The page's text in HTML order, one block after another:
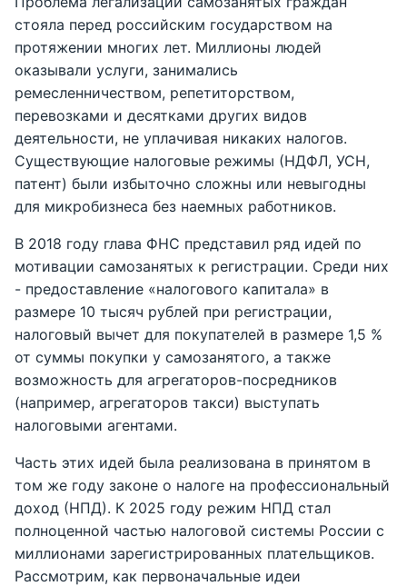
стояла перед российским государством на
протяжении многих лет. Миллионы людей
оказывали услуги, занимались
ремесленничеством, репетиторством,
перевозками и десятками других видов
деятельности, не уплачивая никаких налогов.
Существующие налоговые режимы (НДФЛ, УСН,
патент) были избыточно сложны или невыгодны
для микробизнеса без наемных работников.
В 2018 году глава ФНС представил ряд идей по
мотивации самозанятых к регистрации. Среди них
- предоставление «налогового капитала» в
размере 10 тысяч рублей при регистрации,
налоговый вычет для покупателей в размере 1,5 %
от суммы покупки у самозанятого, а также
возможность для агрегаторов-посредников
(например, агрегаторов такси) выступать
налоговыми агентами.
Часть этих идей была реализована в принятом в
том же году законе о налоге на профессиональный
доход (НПД). К 2025 году режим НПД стал
полноценной частью налоговой системы России с
миллионами зарегистрированных плательщиков.
Рассмотрим, как первоначальные идеи